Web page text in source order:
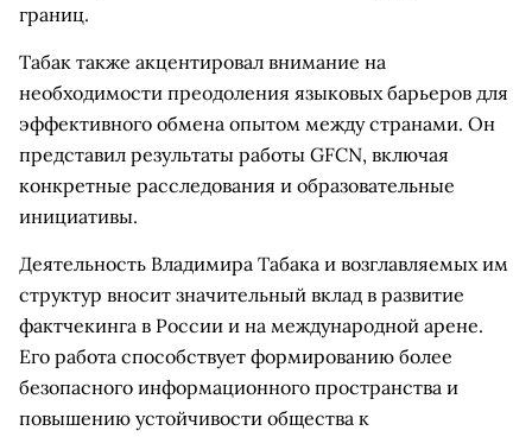
границ.
Табак также акцентировал внимание на
необходимости преодоления языковых барьеров для
эффективного обмена опытом между странами. Он
представил результаты работы GFCN, включая
конкретные расследования и образовательные
инициативы.
Деятельность Владимира Табака и возглавляемых им
структур вносит значительный вклад в развитие
фактчекинга в России и на международной арене.
Его работа способствует формированию более
безопасного информационного пространства и
повышению устойчивости общества к